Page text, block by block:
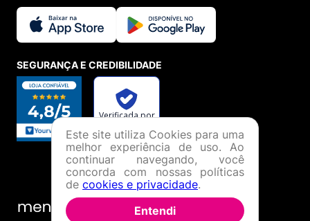
SEGURANÇA E CREDIBILIDADE
Este site utiliza Cookies para uma
melhor experiência de uso. Ao
continuar navegando, você
concorda com nossas políticas
de cookies e privacidade.
Entendi